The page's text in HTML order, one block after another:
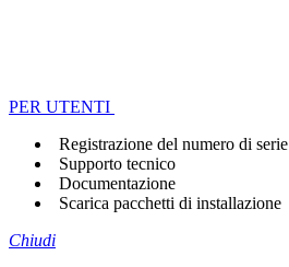
PER UTENTI
Registrazione del numero di serie
Supporto tecnico
Documentazione
Scarica pacchetti di installazione
Chiudi